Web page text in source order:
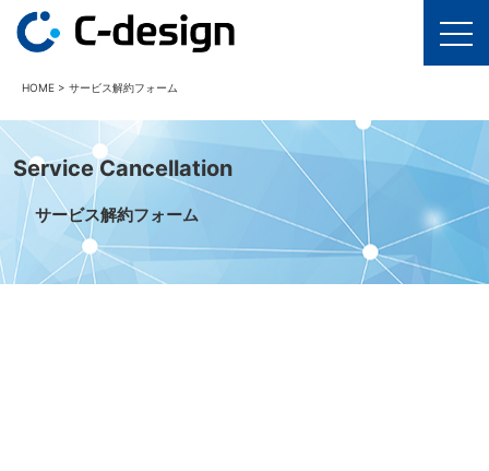
HOME > サービス解約フォーム
Service Cancellation
サービス解約フォーム